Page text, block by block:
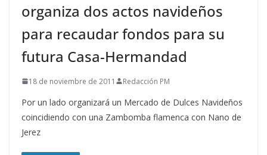
organiza dos actos navideños
para recaudar fondos para su
futura Casa-Hermandad
18 de noviembre de 2011 Redacción PM
Por un lado organizará un Mercado de Dulces Navideños
coincidiendo con una Zambomba flamenca con Nano de
Jerez